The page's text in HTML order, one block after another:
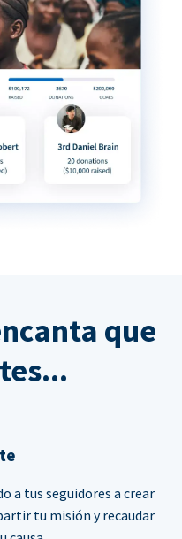
que
a tus seguidores a crear
tu misión y recaudar